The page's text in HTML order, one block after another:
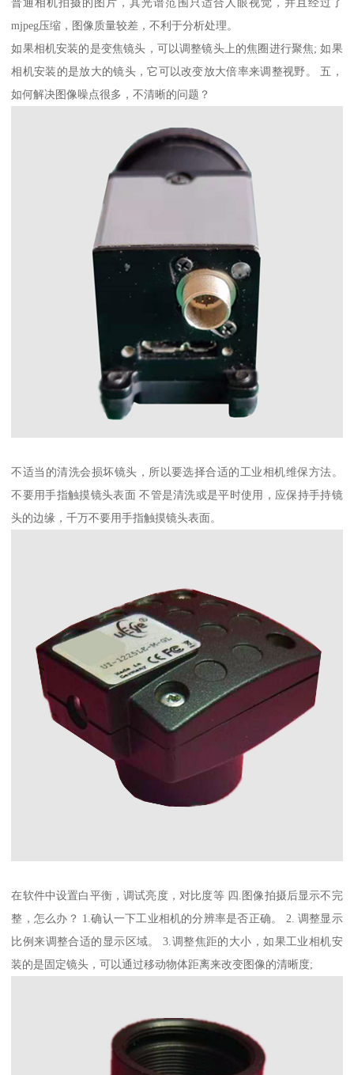
mjpeg压缩，图像质量较差，不利于分析处理。
如果相机安装的是变焦镜头，可以调整镜头上的焦圈进行聚焦; 如果
相机安装的是放大的镜头，它可以改变放大倍率来调整视野。 五，
如何解决图像噪点很多，不清晰的问题？
不适当的清洗会损坏镜头，所以要选择合适的工业相机维保方法。
不要用手指触摸镜头表面 不管是清洗或是平时使用，应保持手持镜
头的边缘，千万不要用手指触摸镜头表面。
在软件中设置白平衡，调试亮度，对比度等 四.图像拍摄后显示不完
整，怎么办？ 1.确认一下工业相机的分辨率是否正确。 2. 调整显示
比例来调整合适的显示区域。 3.调整焦距的大小，如果工业相机安
装的是固定镜头，可以通过移动物体距离来改变图像的清晰度;